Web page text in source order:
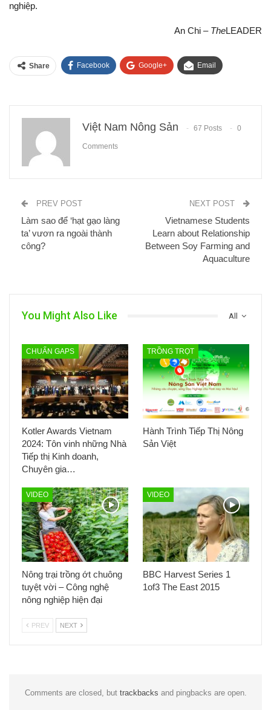
nghiệp.
An Chi – TheLEADER
Share Facebook Google+ Email
Việt Nam Nông Sản 67 Posts 0
Comments
PREV POST
Làm sao để ‘hạt gạo làng
ta’ vươn ra ngoài thành
công?
NEXT POST
Vietnamese Students
Learn about Relationship
Between Soy Farming and
Aquaculture
All
You Might Also Like
CHUẨN GAPS
Kotler Awards Vietnam
2024: Tôn vinh những Nhà
Tiếp thị Kinh doanh,
Chuyên gia…
TRỒNG TRỌT
Hành Trình Tiếp Thị Nông
Sản Việt
VIDEO
Nông trại trồng ớt chuông
tuyệt vời – Công nghệ
nông nghiệp hiện đại
VIDEO
BBC Harvest Series 1
1of3 The East 2015
PREV NEXT
Comments are closed, but trackbacks and pingbacks are open.